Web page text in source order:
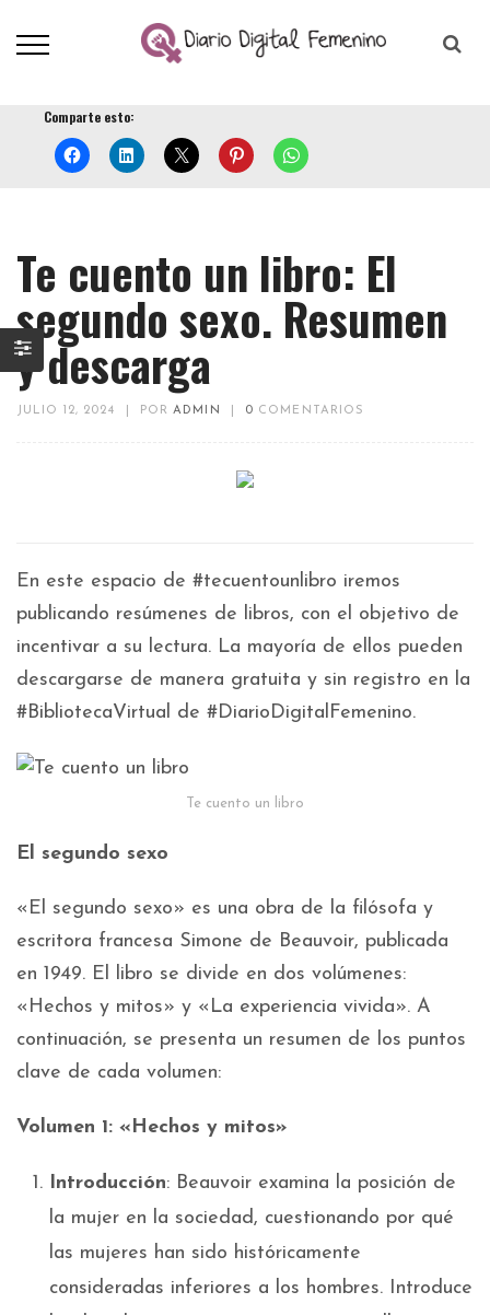
Comparte esto:
Te cuento un libro: El
segundo sexo. Resumen
y descarga
JULIO 12, 2024 PORADMIN 0 COMENTARIOS
En este espacio de #tecuentounlibro iremos
publicando resúmenes de libros, con el objetivo de
incentivar a su lectura. La mayoría de ellos pueden
descargarse de manera gratuita y sin registro en la
#BibliotecaVirtual de #DiarioDigitalFemenino.
Te cuento un libro
El segundo sexo
«El segundo sexo» es una obra de la filósofa y
escritora francesa Simone de Beauvoir, publicada
en 1949. El libro se divide en dos volúmenes:
«Hechos y mitos» y «La experiencia vivida». A
continuación, se presenta un resumen de los puntos
clave de cada volumen:
Volumen 1: «Hechos y mitos»
Introducción: Beauvoir examina la posición de
la mujer en la sociedad, cuestionando por qué
las mujeres han sido históricamente
consideradas inferiores a los hombres. Introduce